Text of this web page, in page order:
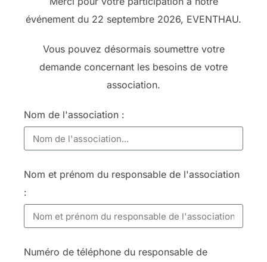
événement du 22 septembre 2026, EVENTHAU.
Vous pouvez désormais soumettre votre
demande concernant les besoins de votre
association.
Nom de l'association :
Nom et prénom du responsable de l'association
:
Numéro de téléphone du responsable de